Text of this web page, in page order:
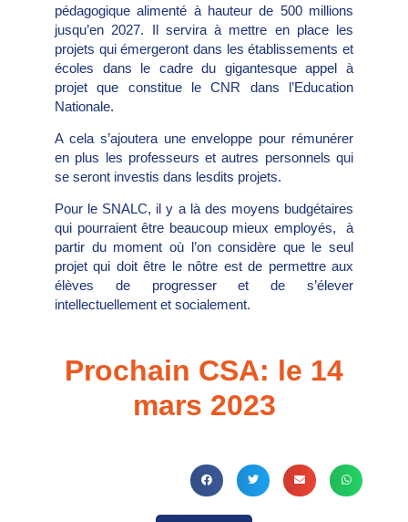
pédagogique alimenté à hauteur de 500 millions
jusqu’en 2027. Il servira à mettre en place les
projets qui émergeront dans les établissements et
écoles dans le cadre du gigantesque appel à
projet que constitue le CNR dans l’Education
Nationale.
A cela s’ajoutera une enveloppe pour rémunérer
en plus les professeurs et autres personnels qui
se seront investis dans lesdits projets.
Pour le SNALC, il y a là des moyens budgétaires
qui pourraient être beaucoup mieux employés, à
partir du moment où l’on considère que le seul
projet qui doit être le nôtre est de permettre aux
élèves de progresser et de s’élever
intellectuellement et socialement.
Prochain CSA: le 14
mars 2023